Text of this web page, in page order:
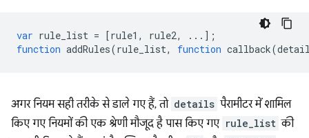
var rule_list = [rule1 , rule2,
...];
function addRules(rule_list, function callback(
अगर नियम सही तरीके से डाले गए हैं, तो details पैरामीटर में शामिल
किए गए नियमों की एक श्रेणी मौजूद है पास किए गए rule_list की